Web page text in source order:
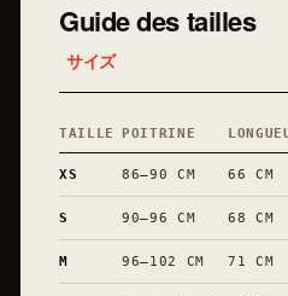
Guide des tailles
サイズ
TAILLE POITRINE
XS 86–90 CM 66 CM
S 90–96 CM 68 CM
M 96–102 CM 71 CM
和
Une garde-
SHOP